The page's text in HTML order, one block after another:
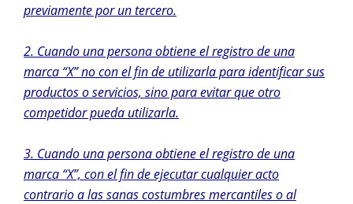
previamente por un tercero.
2. Cuando una persona obtiene el registro de una
marca “X” no con el fin de utilizarla para identificar sus
productos o servicios, sino para evitar que otro
competidor pueda utilizarla.
3. Cuando una persona obtiene el registro de una
marca “X”, con el fin de ejecutar cualquier acto
contrario a las sanas costumbres mercantiles o al